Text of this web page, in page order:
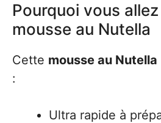
Pourquoi vous
mousse au Nutella
Cette mousse au Nutella
:
Ultra rapide à